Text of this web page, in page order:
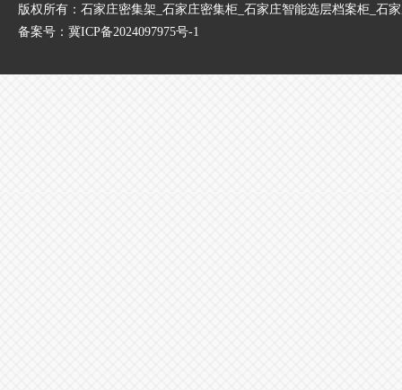
版权所有：石家庄密集架_石家庄密集柜_石家庄智能选层档案柜_石
备案号： 冀ICP备2024097975号-1